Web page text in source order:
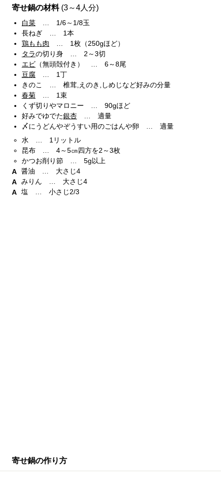
寄せ鍋の材料 (3～4人分)
白菜 … 1/6～1/8玉
長ねぎ … 1本
鶏もも肉 … 1枚（250gほど）
タラの切り身 … 2～3切
エビ （無頭殻付き） … 6～8尾
豆腐 … 1丁
きのこ … 椎茸,えのき,しめじなど好みの分量
春菊 … 1束
くず切りやマロニー … 90gほど
好みでゆでた銀杏 … 適量
〆にうどんやぞうすい用のごはんや卵 … 適量
水 … 1リットル
昆布 … 4～5㎝四方を2～3枚
かつお削り節 … 5g以上
醤油 … 大さじ4
みりん … 大さじ4
塩 … 小さじ2/3
寄せ鍋の作り方